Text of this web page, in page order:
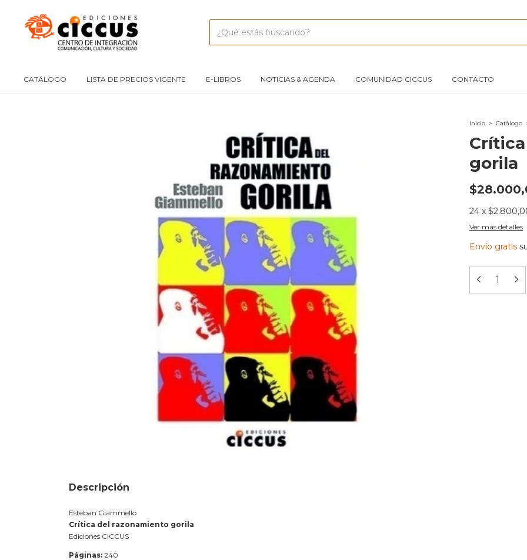
CATÁLOGO LISTA DE PRECIOS VIGENTE E-LIBROS NOTICIAS & AGENDA COMUNIDAD CICCUS CONTACTO
Inicio > Catálogo
gorila
24 x
Ver más detalles
Envío gratis
Descripción
Esteban Giammello
Crítica del razonamiento gorila
Ediciones CICCUS
Páginas: 240